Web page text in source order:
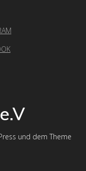
und dem Theme